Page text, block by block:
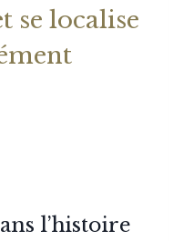
se localise
l’histoire